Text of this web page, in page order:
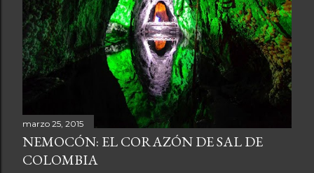
marzo 25, 2015
NEMOCÓN: EL CORAZÓN DE SAL DE
COLOMBIA